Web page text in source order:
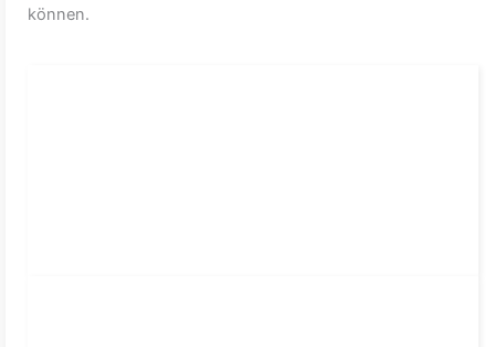
können.